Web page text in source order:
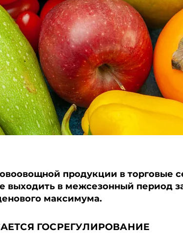
продукции в торговые
выходить в межсезонный период
максимума.
ГОСРЕГУЛИРОВАНИЕ